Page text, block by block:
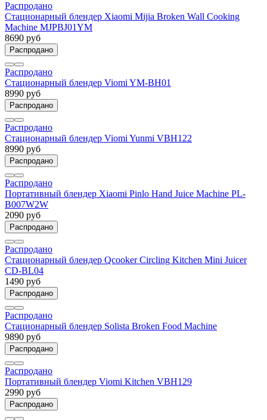
Распродано
Стационарный блендер Xiaomi Mijia Broken Wall Cooking
Machine MJPBJ01YM
8690 руб
Распродано
Распродано
Стационарный блендер Viomi YM-BH01
8990 руб
Распродано
Распродано
Стационарный блендер Viomi Yunmi VBH122
8990 руб
Распродано
Распродано
Портативный блендер Xiaomi Pinlo Hand Juice Machine PL-
B007W2W
2090 руб
Распродано
Распродано
Стационарный блендер Qcooker Circling Kitchen Mini Juicer
CD-BL04
1490 руб
Распродано
Распродано
Стационарный блендер Solista Broken Food Machine
9890 руб
Распродано
Распродано
Портативный блендер Viomi Kitchen VBH129
2990 руб
Распродано